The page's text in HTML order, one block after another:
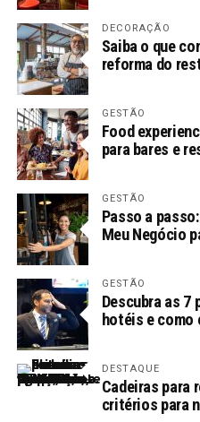
DECORAÇÃO
Saiba o que
reforma do
GESTÃO
Food
para bares e
GESTÃO
Passo a
Meu Negócio
GESTÃO
Descubra as
hotéis e
DESTAQUE
Cadeiras para
critérios para